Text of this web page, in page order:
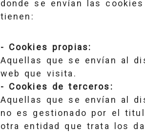
donde se envían las
tienen:
- Cookies propias:
Aquellas que se envían al
web que visita.
- Cookies de terceros:
Aquellas que se envían al
no es gestionado por el
otra entidad que trata los